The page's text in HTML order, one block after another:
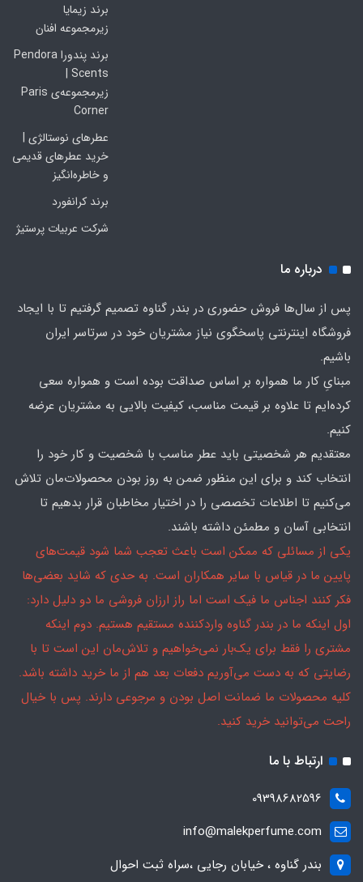
برند زیمایا
زیرمجموعه افنان
برند پندورا Pendora
Scents |
زیرمجموعه‌ی Paris
Corner
عطرهای نوستالژی |
خرید عطرهای قدیمی
و خاطره‌انگیز
برند کرانفورد
شرکت عربیات پرستیژ
درباره ما
پس از سال‌ها فروش حضوری در بندر گناوه تصمیم گرفتیم تا با ایجاد
فروشگاه اینترنتی پاسخگوی نیاز مشتریان خود در سرتاسر ایران
باشیم.
مبنایِ کار ما همواره بر اساس صداقت بوده است و همواره سعی
کرده‌ایم تا علاوه بر قیمت مناسب، کیفیت بالایی به مشتریان عرضه
کنیم.
معتقدیم هر شخصیتی باید عطر مناسب با شخصیت و کار خود را
انتخاب کند و برای این منظور ضمن به روز بودن محصولات‌مان تلاش
می‌کنیم تا اطلاعات تخصصی را در اختیار مخاطبان قرار بدهیم تا
انتخابی آسان و مطمئن داشته باشند.
یکی از مسائلی که ممکن است باعث تعجب شما شود قیمت‌های
پایین ما در قیاس با سایر همکاران است. به حدی که شاید بعضی‌ها
فکر کنند اجناس ما فیک است اما راز ارزان فروشی ما دو دلیل دارد:
اول اینکه ما در بندر گناوه واردکننده مستقیم هستیم. دوم اینکه
مشتری را فقط برای یک‌بار نمی‌خواهیم و تلاش‌مان این است تا با
رضایتی که به دست می‌آوریم دفعات بعد هم از ما خرید داشته باشد.
کلیه محصولات ما ضمانت اصل بودن و مرجوعی دارند. پس با خیال
راحت می‌توانید خرید کنید.
ارتباط با ما
09398682596
info@malekperfume.com
بندر گناوه ، خیابان رجایی ،سراه ثبت احوال